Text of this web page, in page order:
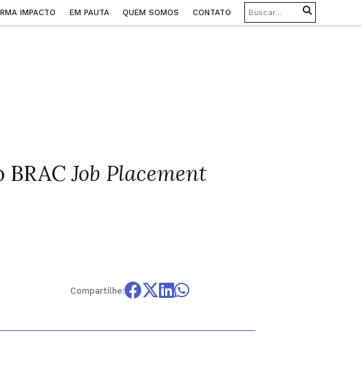
IMPACTO EM PAUTA QUEM SOMOS CONTATO
BRACJob Placement
Compartilhe: